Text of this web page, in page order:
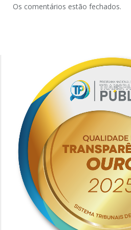
Os comentários estão fechados.